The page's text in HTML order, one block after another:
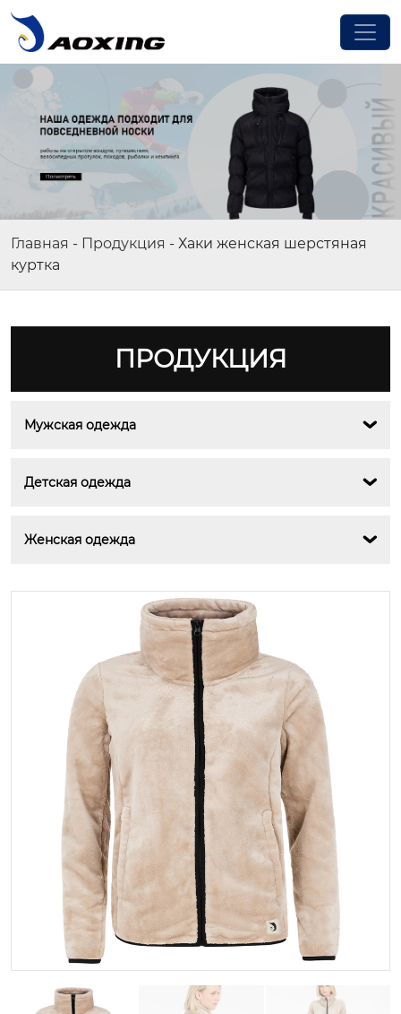
Главная - Продукция - Хаки женская шерстяная
куртка
ПРОДУКЦИЯ
Мужская одежда 
Детская одежда 
Женская одежда 